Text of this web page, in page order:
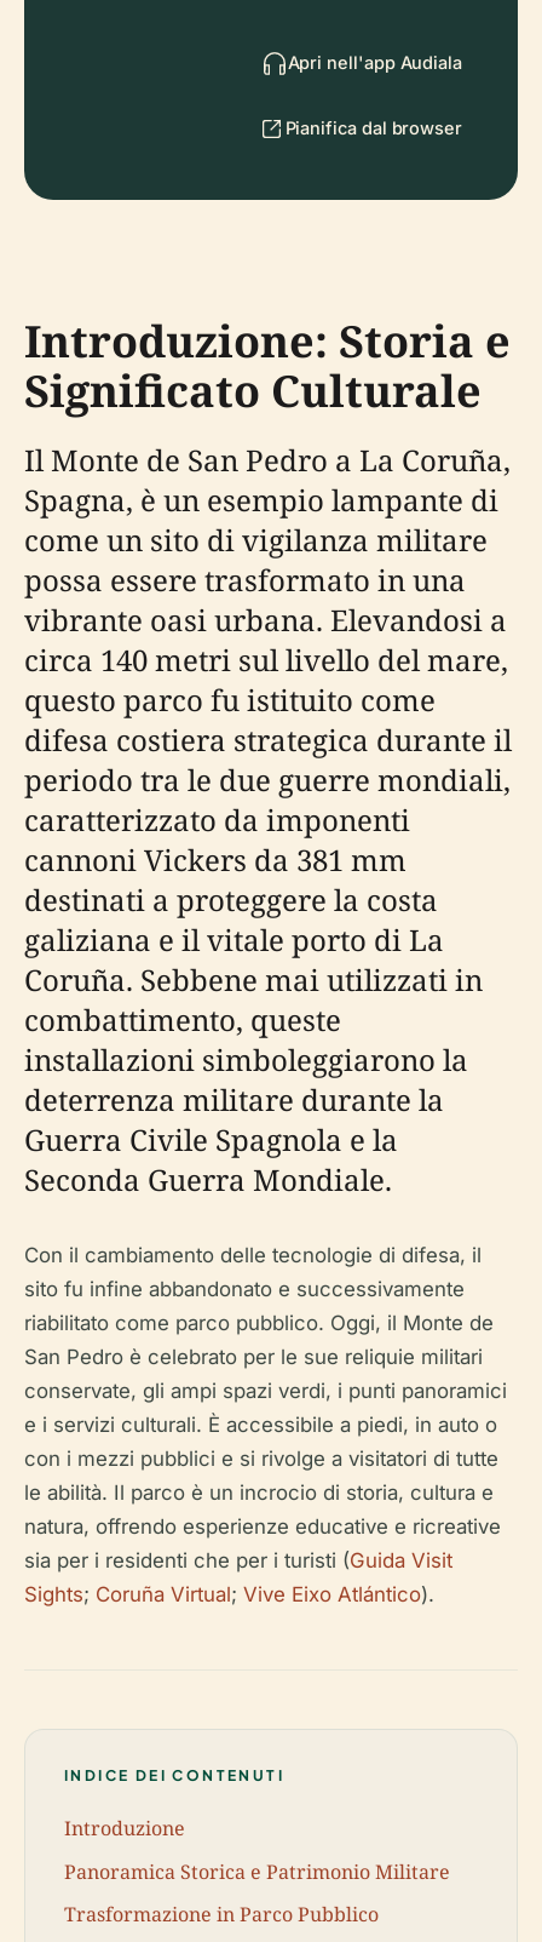
Apri nell'app Audiala
Pianifica dal browser
Introduzione: Storia e
Significato Culturale
Il Monte de San Pedro a La Coruña,
Spagna, è un esempio lampante di
come un sito di vigilanza militare
possa essere trasformato in una
vibrante oasi urbana. Elevandosi a
circa 140 metri sul livello del mare,
questo parco fu istituito come
difesa costiera strategica durante il
periodo tra le due guerre mondiali,
caratterizzato da imponenti
cannoni Vickers da 381 mm
destinati a proteggere la costa
galiziana e il vitale porto di La
Coruña. Sebbene mai utilizzati in
combattimento, queste
installazioni simboleggiarono la
deterrenza militare durante la
Guerra Civile Spagnola e la
Seconda Guerra Mondiale.
Con il cambiamento delle tecnologie di difesa, il
sito fu infine abbandonato e successivamente
riabilitato come parco pubblico. Oggi, il Monte de
San Pedro è celebrato per le sue reliquie militari
conservate, gli ampi spazi verdi, i punti panoramici
e i servizi culturali. È accessibile a piedi, in auto o
con i mezzi pubblici e si rivolge a visitatori di tutte
le abilità. Il parco è un incrocio di storia, cultura e
natura, offrendo esperienze educative e ricreative
sia per i residenti che per i turisti (Guida Visit
Sights; Coruña Virtual; Vive Eixo Atlántico).
INDICE DEI CONTENUTI
Introduzione
Panoramica Storica e Patrimonio Militare
Trasformazione in Parco Pubblico